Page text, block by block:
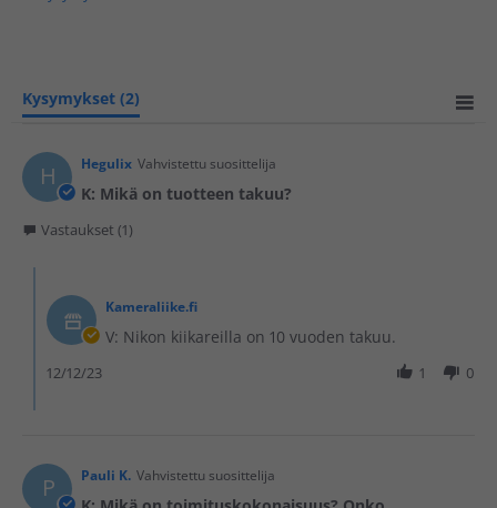
Kysymykset (2)
H Hegulix Vahvistettu suosittelija
K: Mikä on tuotteen takuu?
Vastaukset (1)
Kameraliike.fi
V: Nikon kiikareilla on 10 vuoden takuu.
1 0
12/12/23
P Pauli K. Vahvistettu suosittelija